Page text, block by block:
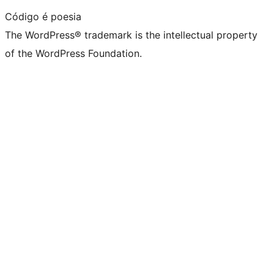
Código é poesia
The WordPress® trademark is the intellectual property
of the WordPress Foundation.